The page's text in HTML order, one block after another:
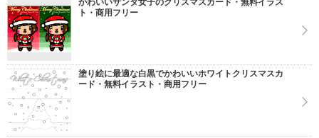
かわいいサンタ女子のクリスマスカード・無料イラス
ト・商用フリー
塗り絵に最適な白黒でかわいいホワイトクリスマスカ
ード・無料イラスト・商用フリー